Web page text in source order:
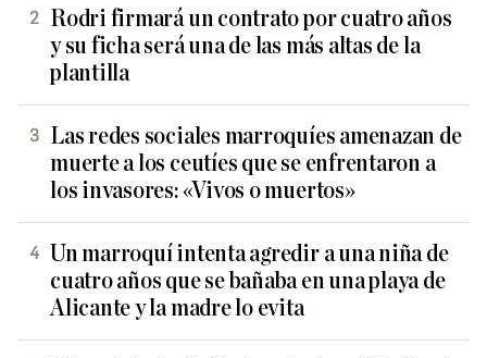
Rodri firmará un contrato por cuatro años
y su ficha será una de las más altas de la
plantilla
Las redes sociales marroquíes amenazan de
muerte a los ceutíes que se enfrentaron a
los invasores: «Vivos o muertos»
Un marroquí intenta agredir a una niña de
cuatro años que se bañaba en una playa de
Alicante y la madre lo evita